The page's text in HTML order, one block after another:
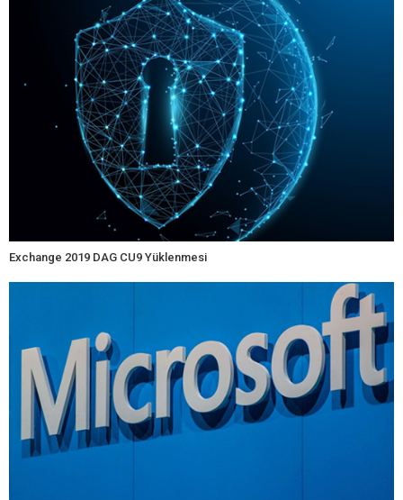
Exchange 2019 DAG CU9 Yüklenmesi